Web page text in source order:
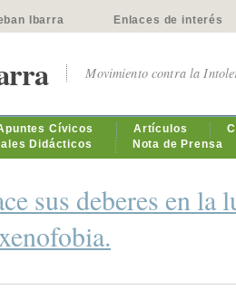
Ibarra Enlaces de interés
Movimiento contra la
Cívicos Artículos
Didácticos Nota de Prensa
sus deberes en la